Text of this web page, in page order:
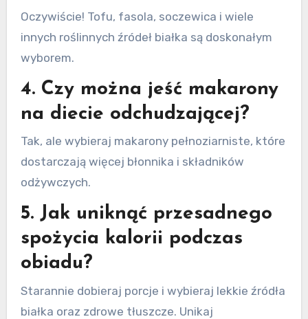
Oczywiście! Tofu, fasola, soczewica i wiele
innych roślinnych źródeł białka są doskonałym
wyborem.
4. Czy można jeść makarony
na diecie odchudzającej?
Tak, ale wybieraj makarony pełnoziarniste, które
dostarczają więcej błonnika i składników
odżywczych.
5. Jak uniknąć przesadnego
spożycia kalorii podczas
obiadu?
Starannie dobieraj porcje i wybieraj lekkie źródła
białka oraz zdrowe tłuszcze. Unikaj